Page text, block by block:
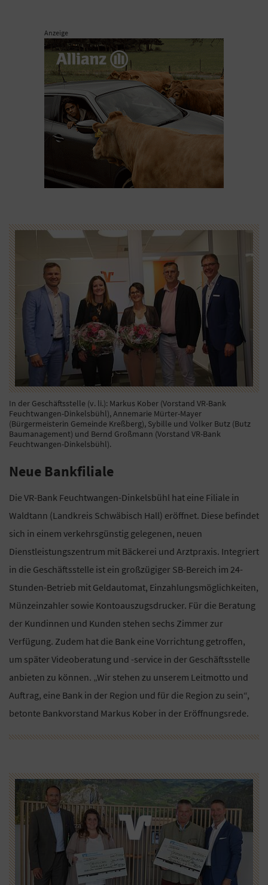
Anzeige
In der Geschäftsstelle (v. li.): Markus Kober (Vorstand VR-Bank
Feuchtwangen-Dinkelsbühl), Annemarie Mürter-Mayer
(Bürgermeisterin Gemeinde Kreßberg), Sybille und Volker Butz (Butz
Baumanagement) und Bernd Großmann (Vorstand VR-Bank
Feuchtwangen-Dinkelsbühl).
Neue Bankfiliale
Die VR-Bank Feuchtwangen-Dinkelsbühl hat eine Filiale in
Waldtann (Landkreis Schwäbisch Hall) eröffnet. Diese befindet
sich in einem verkehrsgünstig gelegenen, neuen
Dienstleistungszentrum mit Bäckerei und Arztpraxis. Integriert
in die Geschäftsstelle ist ein großzügiger SB-Bereich im 24-
Stunden-Betrieb mit Geldautomat, Einzahlungsmöglichkeiten,
Münzeinzahler sowie Kontoauszugsdrucker. Für die Beratung
der Kundinnen und Kunden stehen sechs Zimmer zur
Verfügung. Zudem hat die Bank eine Vorrichtung getroffen,
um später Videoberatung und -service in der Geschäftsstelle
anbieten zu können. „Wir stehen zu unserem Leitmotto und
Auftrag, eine Bank in der Region und für die Region zu sein“,
betonte Bankvorstand Markus Kober in der Eröffnungsrede.